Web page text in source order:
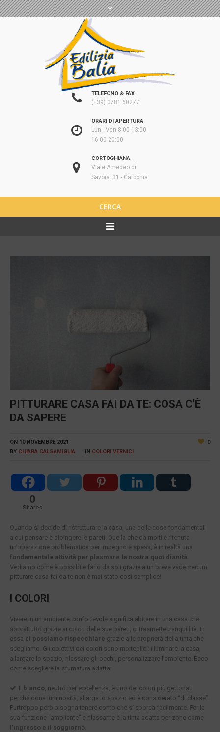
TELEFONO & FAX
(+39) 0781 60277
ORARI DI APERTURA
Lun - Ven 8:00-13:00
16:00-20:00
CORTOGHIANA
Viale Amedeo di
Savoia, 31 - Carbonia
CERCA
PITTURARE CASA FAI DA TE: COSA C’È
DA SAPERE
0
ON 10 NOVEMBRE 2021
BY CHIARA CALSAMIGLIA IN COLORI VERNICI
0
Shares
Quando si decide di ristrutturare la casa, una delle cose fondamentali
a cui pensare è dipingere le pareti. Quella che da molti è ritenuta
un’operazione problematica per impegno e spesa, è in realtà una
fondamentale attività per plasmare la nostra quotidianità.
Vediamo come è possibile farlo da soli grazie a un breve vademecum:
pitturare casa fai da te non è mai stato così semplice!
I COLORI
Vivere in un ambiente confortevole significa abitare in una casa che,
soprattutto grazie ai colori delle sue pareti, ci trasmette tranquillità. In
essa ci possiamo rispecchiare grazie alle proprietà della tinta che
scegliamo. Gli obiettivi dei colori sono molteplici: illuminare la casa,
allargare lo spazio, rilassare gli occhi, personalizzare l’ambiente. Ecco
come scegliere la sfumatura adatta:
Il bianco, neutro per eccellenza, è uno dei colori più gettonati
perché dona luminosità, allarga lo spazio ed è considerato “di classe”.
Purtroppo però bisogna tenere conto che si sporca facilmente. Per la
sua funzione “ampliante” e rilassante è la tinta adatta per zone come
l’ingresso e il soggiorno.